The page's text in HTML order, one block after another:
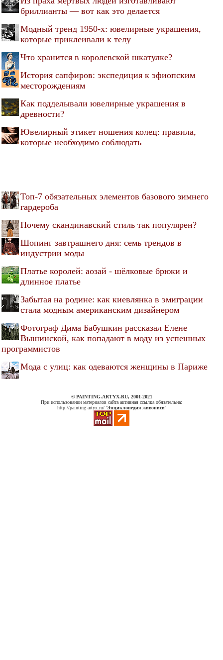
бриллианты — вот как это делается
Модный тренд 1950-х: ювелирные украшения,
которые приклеивали к телу
Что хранится в королевской шкатулке?
История сапфиров: экспедиция к эфиопским
месторождениям
Как подделывали ювелирные украшения в
древности?
Ювелирный этикет ношения колец: правила,
которые необходимо соблюдать
Топ-7 обязательных элементов базового зимнего
гардероба
Почему скандинавский стиль так популярен?
Шопинг завтрашнего дня: семь трендов в
индустрии моды
Платье королей: аозай - шёлковые брюки и
длинное платье
Забытая на родине: как киевлянка в эмиграции
стала модным американским дизайнером
Фотограф Дима Бабушкин рассказал Елене
Вышинской, как попадают в моду из успешных
программистов
Мода с улиц: как одеваются женщины в Париже
© PAINTING.ARTYX.RU, 2001-2021
При использовании материалов сайта активная ссылка обязательна:
http://painting.artyx.ru/ 'Энциклопедия живописи'